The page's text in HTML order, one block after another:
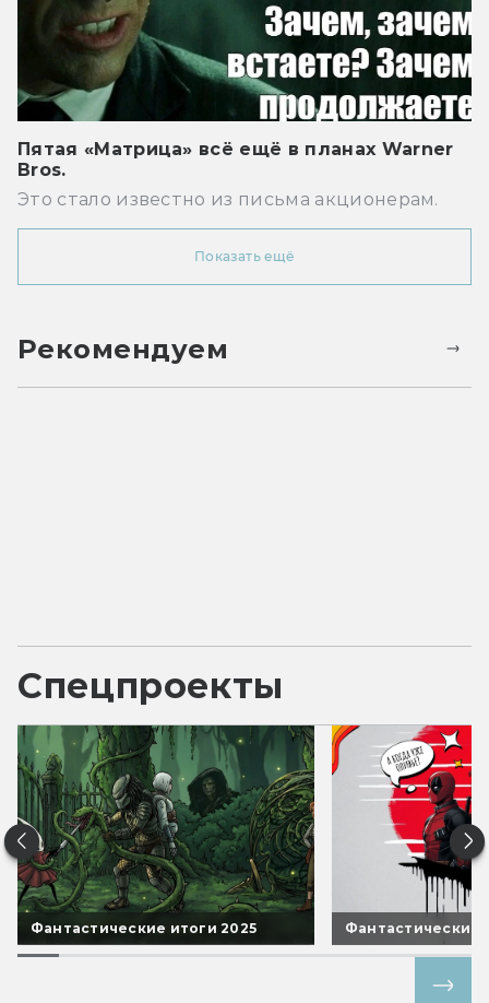
Пятая «Матрица» всё ещё в планах Warner
Bros.
Это стало известно из письма акционерам.
Показать ещё
Рекомендуем
Спецпроекты
Фантастические итоги 2025 Фантастические